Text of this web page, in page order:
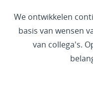
We ontwikkelen
basis van wensen
van collega's.